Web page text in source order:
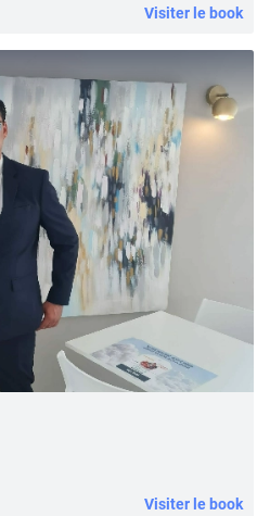
Visiter le book
Visiter le book